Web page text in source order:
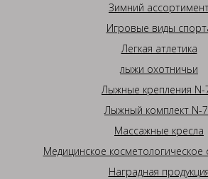
Зимний
Игровые виды
Легкая атлетика
лыжи охотничьи
Лыжные крепления N-
Лыжный комплект N-
Массажные кресла
Медицинское
Наградная